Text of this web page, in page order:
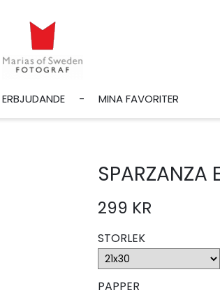
ERBJUDANDE MINA FAVORITER
SPARZANZA
299 KR
STORLEK
PAPPER